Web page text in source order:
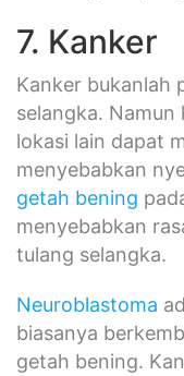
7. Kanker
Kanker bukanlah
selangka.
lokasi lain dapat
menyebabkan
getah bening
menyebabkan
tulang selangka.
Neuroblastoma
biasanya
getah bening.